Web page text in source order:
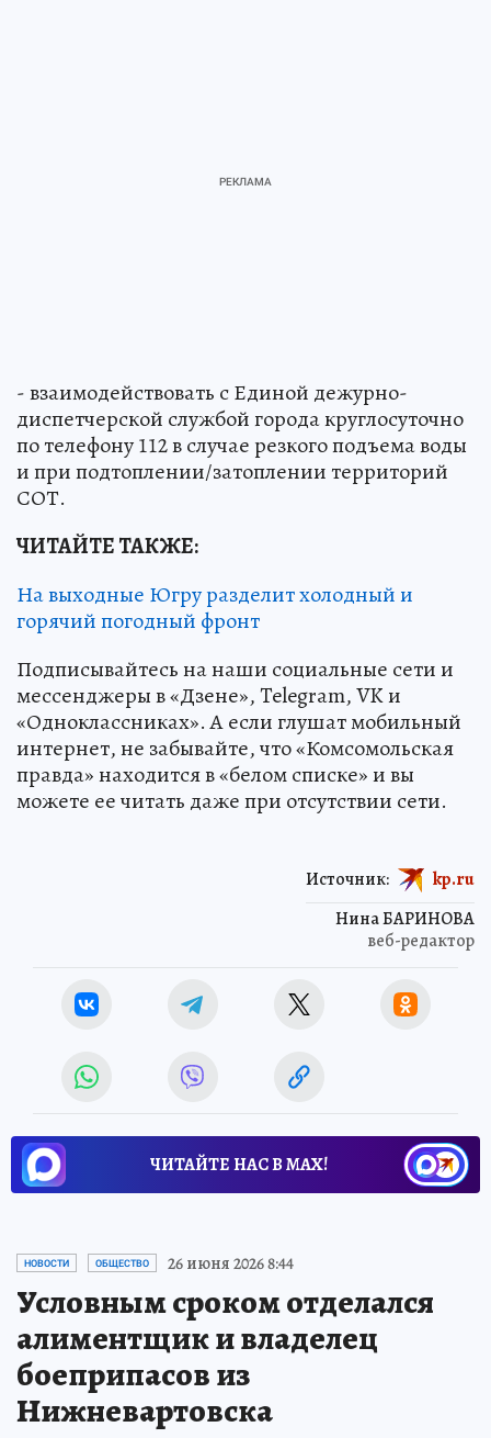
- взаимодействовать с Единой дежурно-
диспетчерской службой города круглосуточно
по телефону 112 в случае резкого подъема воды
и при подтоплении/затоплении территорий
СОТ.
ЧИТАЙТЕ ТАКЖЕ:
На выходные Югру разделит холодный и
горячий погодный фронт
Подписывайтесь на наши социальные сети и
мессенджеры в «Дзене», Telegram, VK и
«Одноклассниках». А если глушат мобильный
интернет, не забывайте, что «Комсомольская
правда» находится в «белом списке» и вы
Нина БАРИНОВА
Источник: kp.ru
НОВОСТИ ОБЩЕСТВО 26 июня 2026 8:44
Условным сроком отделался
алиментщик и владелец
боеприпасов из